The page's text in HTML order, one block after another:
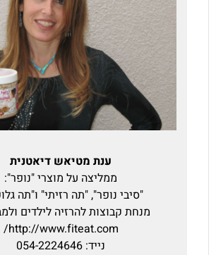
ענת מטיאש דיאטנית
ממליצה על מוצרי "נופר":
"סיבי נופר", "תה רזיתי" ו"תה
מנחת קבוצות להרזיה לילדים
http://www.fiteat.com/
נייד: 054-2224646